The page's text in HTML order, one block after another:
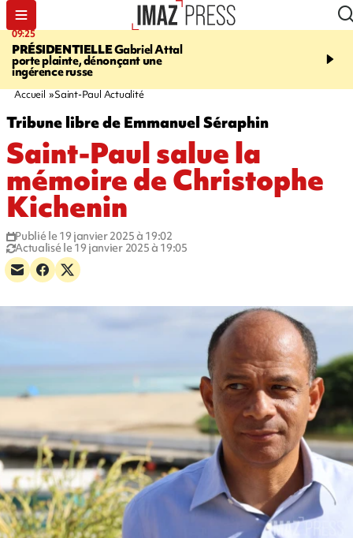
09:25
PRÉSIDENTIELLEGabriel Attal
porte plainte, dénonçant une
ingérence russe
11:43
accident après le virage
Accueil Saint-Paul Actualité
Tribune libre de Emmanuel Séraphin
Saint-Paul salue la
mémoire de Christophe
Kichenin
Publié le 19 janvier 2025 à 19:02
Actualisé le 19 janvier 2025 à 19:05